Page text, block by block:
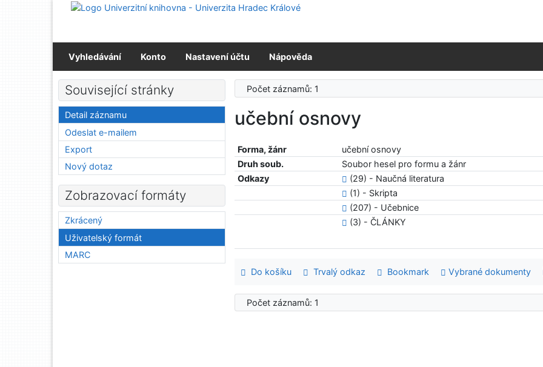
Přejít na obsah
Vyhledávání Konto Nastavení účtu Nápověda
Počet záznamů: 1
učební osnovy
Forma, žánr
učební osnovy
Druh soub.
Soubor hesel pro formu a žánr
Odkazy
(29) - Naučná literatura
(1) - Skripta
(207) - Učebnice
(3) - ČLÁNKY
Do košíku Trvalý odkaz Bookmark Vybrané dokumenty
Počet záznamů: 1
Související stránky
Detail záznamu
Odeslat e-mailem
Export
Nový dotaz
Zobrazovací formáty
Zkrácený
Uživatelský formát
MARC